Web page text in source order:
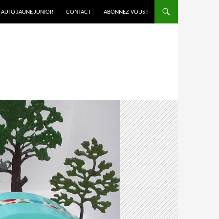
AUTO JAUNE JUNIOR CONTACT ABONNEZ-VOUS !